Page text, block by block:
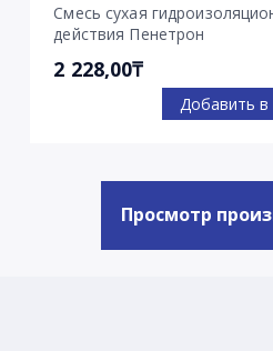
Смесь сухая
действия Пенетрон
2 228,00₸
Добавить в
Просмотр